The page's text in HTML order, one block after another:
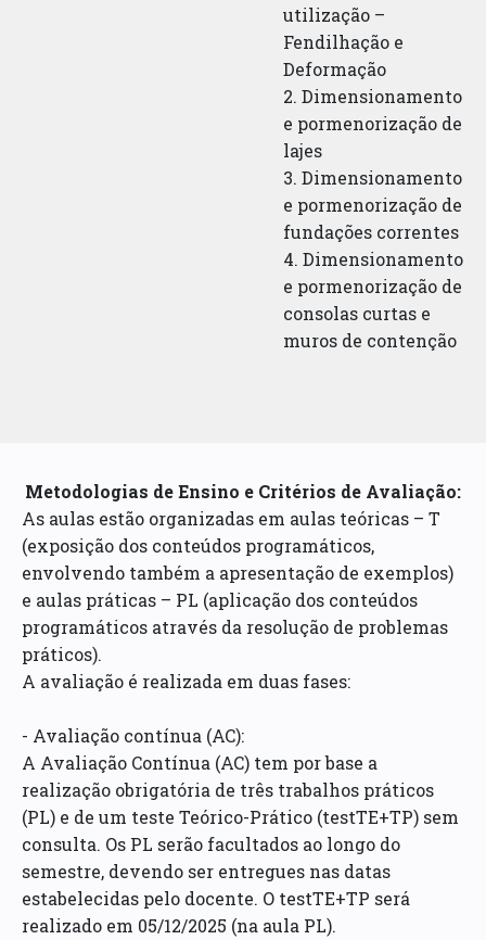
utilização –
Fendilhação e
Deformação
2. Dimensionamento
e pormenorização de
lajes
3. Dimensionamento
e pormenorização de
fundações correntes
4. Dimensionamento
e pormenorização de
consolas curtas e
muros de contenção
Metodologias de Ensino e Critérios de Avaliação:
As aulas estão organizadas em aulas teóricas – T
(exposição dos conteúdos programáticos,
envolvendo também a apresentação de exemplos)
e aulas práticas – PL (aplicação dos conteúdos
programáticos através da resolução de problemas
práticos).
A avaliação é realizada em duas fases:
- Avaliação contínua (AC):
A Avaliação Contínua (AC) tem por base a
realização obrigatória de três trabalhos práticos
(PL) e de um teste Teórico-Prático (testTE+TP) sem
consulta. Os PL serão facultados ao longo do
semestre, devendo ser entregues nas datas
estabelecidas pelo docente. O testTE+TP será
realizado em 05/12/2025 (na aula PL).